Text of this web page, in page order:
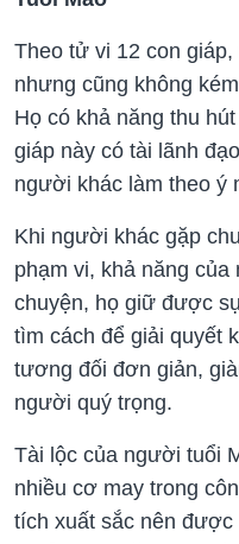
Theo tử vi 12 con
nhưng cũng không
Họ có khả năng thu
giáp này có tài lãnh
người khác làm theo ý
Khi người khác gặp
phạm vi, khả năng
chuyện, họ giữ được
tìm cách để giải quyết
tương đối đơn giản,
người quý trọng.
Tài lộc của người tuổi
nhiều cơ may trong
tích xuất sắc nên